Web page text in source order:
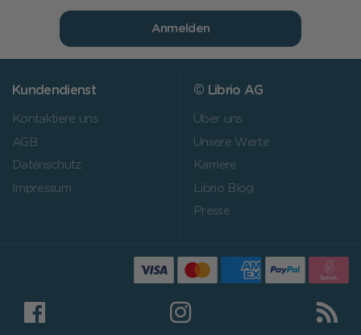
Anmelden
Kundendienst
Kontaktiere uns
AGB
Datenschutz
Impressum
© Librio AG
Über uns
Unsere Werte
Karriere
Librio Blog
Presse